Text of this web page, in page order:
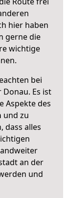
hier haben
gerne die
wichtige
bei
Es ist
Aspekte des
und zu
dass alles
an der
und